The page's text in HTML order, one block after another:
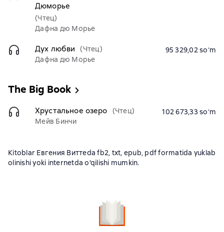
Дюморье
(Чтец)
Дафна дю Морье
Дух любви
(Чтец)
Дафна дю Морье
95 329,02 soʻm
The Big Book
Хрустальное озеро
(Чтец)
Мейв Бинчи
102 673,33 soʻm
Kitoblar Евгения Виттеda fb2, txt, epub, pdf formatida yuklab
olinishi yoki internetda o'qilishi mumkin.